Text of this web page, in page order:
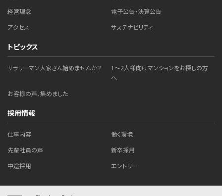
経営理念
電子公告・決算公告
アクセス
サステナビリティ
トピックス
サラリーマン大家さん始めませんか？
1～2人様向けマンションをお探しの方
へ
お客様の声、集めました
採用情報
仕事内容
働く環境
先輩社員の声
新卒採用
中途採用
エントリー